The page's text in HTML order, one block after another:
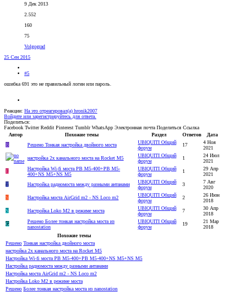
9 Дек 2013
2.552
160
75
Volgograd
25 Сен 2015
#5
ошибка 691 это не правильный логин или пароль.
Реакции: На это отреагировал(а) hronik2007
Войдите или зарегистрируйтесь для ответа.
Поделиться:
Facebook Twitter Reddit Pinterest Tumblr WhatsApp Электронная почта Поделиться Ссылка
Автор
Похожие темы Раздел Ответов
Дата
B
Решено Тонкая настройка двойного моста
UBIQUITI Общий
форум
17
4 Ноя
2021
настройка 2х канального моста на Rocket M5
UBIQUITI Общий
форум
1
24 Июл
2021
E
Настройка Wi-fi моста PB M5-400+PB M5-
400+NS M5+NS M5
UBIQUITI Общий
форум
1
29 Апр
2021
T
Настройка радиомоста между разными антанами
UBIQUITI Общий
форум
3
7 Авг
2020
S
Настройка моста AirGrid m2 - NS Loco m2
UBIQUITI Общий
форум
2
26 Июн
2018
S
Настройка Loko M2 в режиме моста
UBIQUITI Общий
форум
7
30 Апр
2018
G
Решено Более тонкая настройка моста из
nanostation
UBIQUITI Общий
форум
19
21 Мар
2018
Похожие темы
Решено Тонкая настройка двойного моста
настройка 2х канального моста на Rocket M5
Настройка Wi-fi моста PB M5-400+PB M5-400+NS M5+NS M5
Настройка радиомоста между разными антанами
Настройка моста AirGrid m2 - NS Loco m2
Настройка Loko M2 в режиме моста
Решено Более тонкая настройка моста из nanostation